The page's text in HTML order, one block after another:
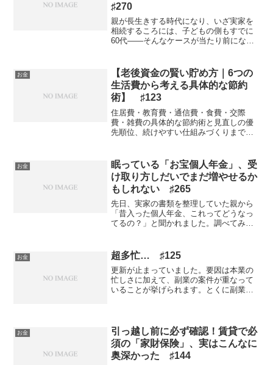
♯270
親が長生きする時代になり、いざ実家を
相続するころには、子どもの側もすでに
60代——そんなケースが当たり前になっ
う一軒。正直、扱いに困る人は少なくな
いと思います。「住む・...
お金
【老後資金の賢い貯め方｜6つの
生活費から考える具体的な節約
術】 ♯123
住居費・教育費・通信費・食費・交際
費・雑費の具体的な節約術と見直しの優
先順位、続けやすい仕組みづくりまで初
いう2大固定費の見直し昨今の物価高騰に
より、老後資金の確保に不...
お金
眠っている「お宝個人年金」、受
け取り方しだいでまだ増やせるか
もしれない ♯265
先日、実家の書類を整理していた親から
「昔入った個人年金、これってどうなっ
てるの？」と聞かれました。調べてみる
だったのです。同じように、自分や親の
保険を「とりあえず持って...
お金 超多忙… ♯125
更新が止まっていました。要因は本業の
忙しさに加えて、副業の案件が重なって
いることが挙げられます。とくに副業の
が、案件も増えているの...
お金
引っ越し前に必ず確認！賃貸で必
須の「家財保険」、実はこんなに
奥深かった ♯144